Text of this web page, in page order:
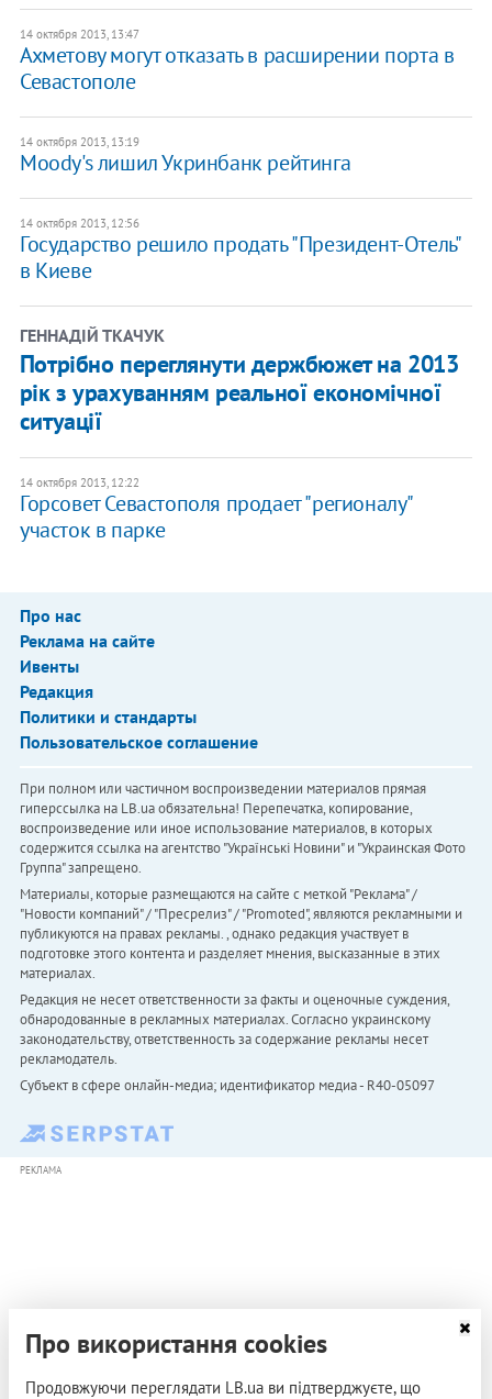
14 октября 2013, 13:47
Ахметову могут отказать в расширении порта в
Севастополе
14 октября 2013, 13:19
Moody's лишил Укринбанк рейтинга
14 октября 2013, 12:56
Государство решило продать "Президент-Отель"
в Киеве
ГЕННАДІЙ ТКАЧУК
Потрібно переглянути держбюжет на 2013
рік з урахуванням реальної економічної
ситуації
14 октября 2013, 12:22
Горсовет Севастополя продает "регионалу"
участок в парке
Про нас
Реклама на сайте
Ивенты
Редакция
Политики и стандарты
Пользовательское соглашение
При полном или частичном воспроизведении материалов прямая
гиперссылка на LB.ua обязательна! Перепечатка, копирование,
воспроизведение или иное использование материалов, в которых
содержится ссылка на агентство "Українськi Новини" и "Украинская Фото
Группа" запрещено.
Материалы, которые размещаются на сайте с меткой "Реклама" /
"Новости компаний" / "Пресрелиз" / "Promoted", являются рекламными и
публикуются на правах рекламы. , однако редакция участвует в
подготовке этого контента и разделяет мнения, высказанные в этих
материалах.
Редакция не несет ответственности за факты и оценочные суждения,
обнародованные в рекламных материалах. Согласно украинскому
законодательству, ответственность за содержание рекламы несет
рекламодатель.
Субъект в сфере онлайн-медиа; идентификатор медиа - R40-05097
РЕКЛАМА
Про використання cookies
Продовжуючи переглядати LB.ua ви підтверджуєте, що